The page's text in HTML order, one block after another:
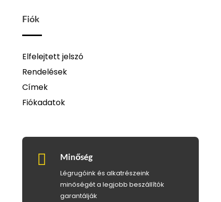
Fiók
Elfelejtett jelszó
Rendelések
Címek
Fiókadatok
 Minőség
Légrugóink és alkatrészeink
minőségét a legjobb beszállítók
garantálják